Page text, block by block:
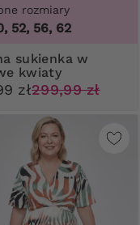
rozmiary
52, 56, 62
kwiaty
zł299,99 zł